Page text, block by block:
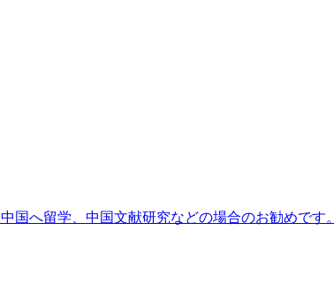
国へ留学、中国文献研究などの場合のお勧めです。